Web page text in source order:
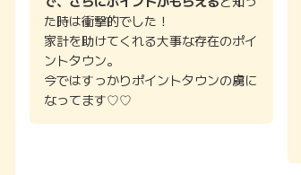
た時は衝撃的でした！
家計を助けてくれる大事な存在のポイ
ントタウン。
今ではすっかりポイントタウンの虜に
なってます♡♡